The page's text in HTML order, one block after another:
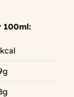
100ml: